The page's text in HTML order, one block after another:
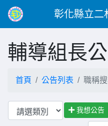
彰化縣立二
輔導組長
首頁 公告列表 職稱
我想公告